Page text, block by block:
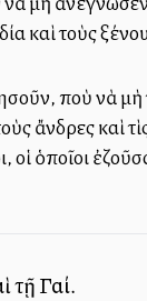
καὶ τοὺς
ποὺ νὰ
καὶ τὶς
οἱ ὁποῖοι
τῇ Γαί.